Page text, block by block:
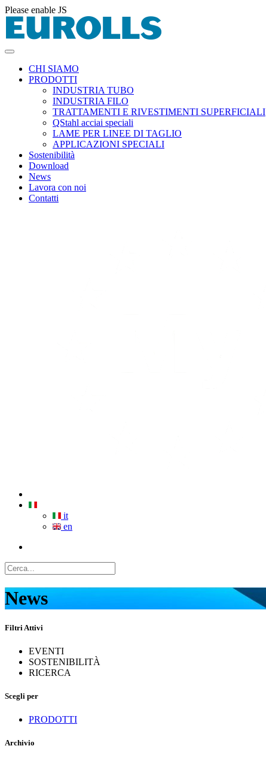
Please enable JS
CHI SIAMO
PRODOTTI
INDUSTRIA TUBO
INDUSTRIA FILO
TRATTAMENTI E RIVESTIMENTI SUPERFICIALI
QStahl acciai speciali
LAME PER LINEE DI TAGLIO
APPLICAZIONI SPECIALI
Sostenibilità
Download
News
Lavora con noi
Contatti
it
en
News
Filtri Attivi
EVENTI
SOSTENIBILITÀ
RICERCA
Scegli per
PRODOTTI
Archivio